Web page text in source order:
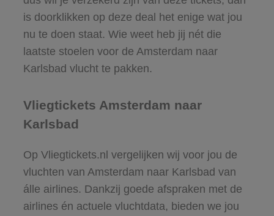
is doorklikken op deze deal het enige wat jou
nu te doen staat. Wie weet heb jij nét die
laatste stoelen voor de Amsterdam naar
Karlsbad vlucht te pakken.
Vliegtickets Amsterdam naar
Karlsbad
Op Vliegtickets.nl vergelijken wij voor jou de
vluchten van Amsterdam naar Karlsbad van
álle airlines. Dankzij goede afspraken met de
airlines én actuele vluchtdata, bieden we jou